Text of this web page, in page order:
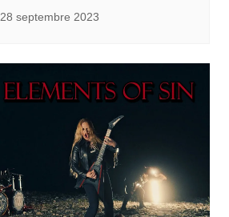
28 septembre 2023